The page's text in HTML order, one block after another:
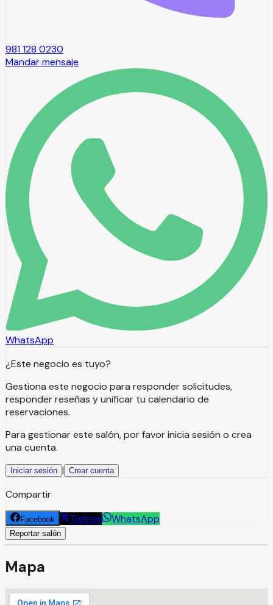
981 128 0230
Mandar mensaje
WhatsApp
¿Este negocio es tuyo?
Gestiona este negocio para responder solicitudes,
responder reseñas y unificar tu calendario de
reservaciones.
Para gestionar este salón, por favor inicia sesión o crea
una cuenta.
Iniciar sesión | Crear cuenta
Compartir
Facebook Twitter WhatsApp
Reportar salón
Mapa